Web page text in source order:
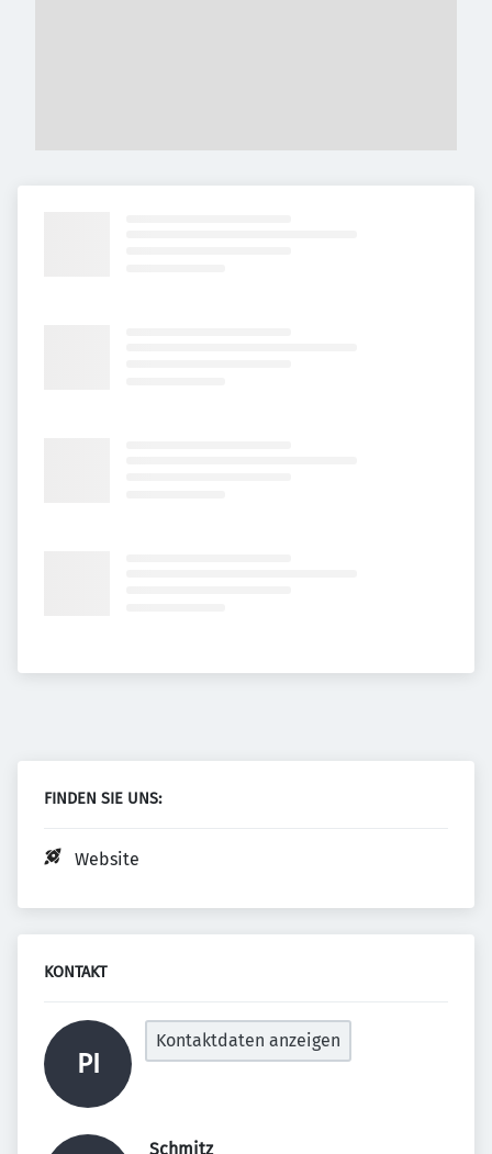
FINDEN SIE UNS:
Website
KONTAKT
PI
Kontaktdaten anzeigen
Schmitz